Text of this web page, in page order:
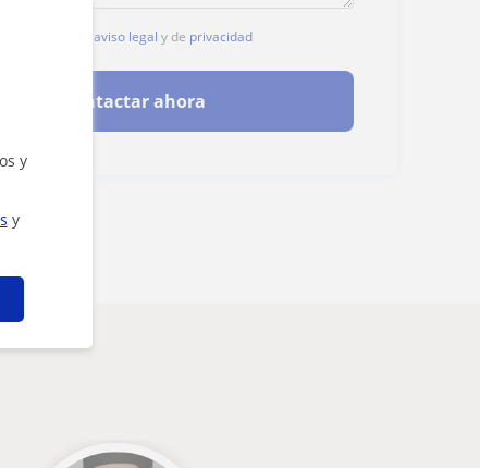
y
y
nuestroaviso legal y de privacidad
Contactar ahora